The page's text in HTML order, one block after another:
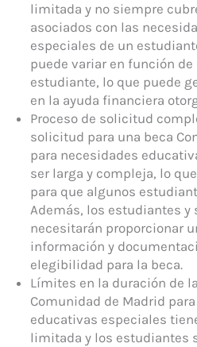
limitada y no siempre
asociados con las
especiales de un
puede variar en función
estudiante, lo que puede
en la ayuda financiera
Proceso de solicitud
solicitud para una beca
para necesidades
ser larga y compleja, lo
para que algunos
Además, los estudiantes y
necesitarán proporcionar
información y
elegibilidad para la beca.
Límites en la duración de
Comunidad de Madrid
educativas especiales
limitada y los estudiantes